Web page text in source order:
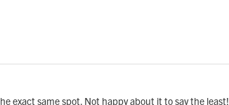
exact same spot. Not happy about it to say the least!